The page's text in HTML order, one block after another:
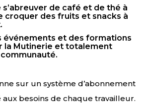
s’abreuver de café et de thé à
croquer des fruits et snacks à
événements et des formations
la Mutinerie et totalement
sur un système d’abonnement
besoins de chaque travailleur.